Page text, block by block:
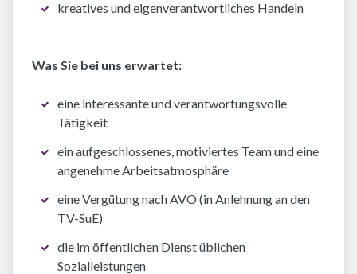
kreatives und eigenverantwortliches Handeln
Was Sie bei uns erwartet:
eine interessante und verantwortungsvolle
Tätigkeit
ein aufgeschlossenes, motiviertes Team und eine
angenehme Arbeitsatmosphäre
eine Vergütung nach AVO (in Anlehnung an den
TV-SuE)
die im öffentlichen Dienst üblichen
Sozialleistungen